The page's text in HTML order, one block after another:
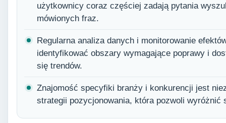
użytkownicy coraz częściej zadają pytania
mówionych fraz.
Regularna analiza danych i monitorowanie
identyfikować obszary wymagające poprawy i
się trendów.
Znajomość specyfiki branży i konkurencji jest
strategii pozycjonowania, która pozwoli